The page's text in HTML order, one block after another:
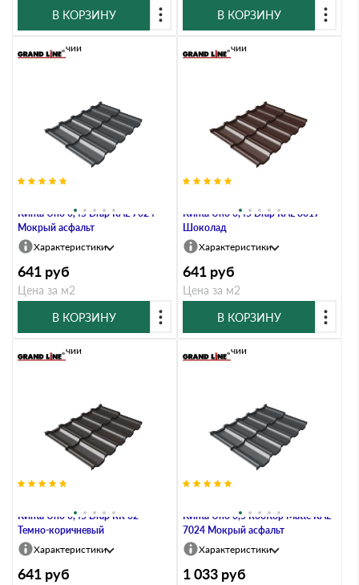
В КОРЗИНУ
В КОРЗИНУ
Kvinta Uno 0,45 Drap RAL 7024
Мокрый асфальт
В наличии
Характеристики
641 руб
Цена за м2
В КОРЗИНУ
Kvinta Uno 0,45 Drap RAL 8017
Шоколад
В наличии
Характеристики
641 руб
Цена за м2
В КОРЗИНУ
Kvinta Uno 0,45 Drap RR 32
Темно-коричневый
В наличии
Характеристики
641 руб
Kvinta Uno 0,5 Rooftop Matte RAL
7024 Мокрый асфальт
В наличии
Характеристики
1 033 руб